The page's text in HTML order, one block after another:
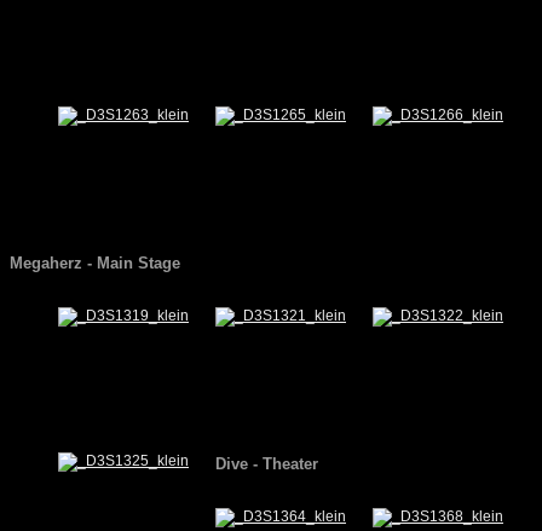
Megaherz - Main Stage
Dive - Theater